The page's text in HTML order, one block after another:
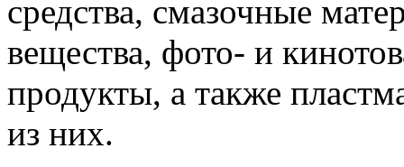
средства, смазочные
вещества, фото- и
продукты, а также
из них.